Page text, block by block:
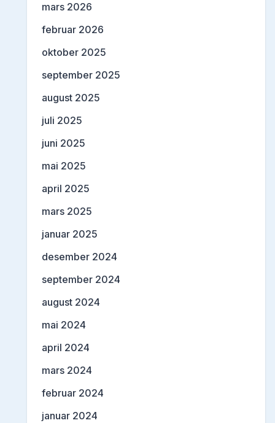
mars 2026
februar 2026
oktober 2025
september 2025
august 2025
juli 2025
juni 2025
mai 2025
april 2025
mars 2025
januar 2025
desember 2024
september 2024
august 2024
mai 2024
april 2024
mars 2024
februar 2024
januar 2024